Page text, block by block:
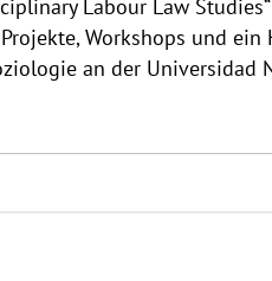
Labour Law
Workshops und
an der Universidad